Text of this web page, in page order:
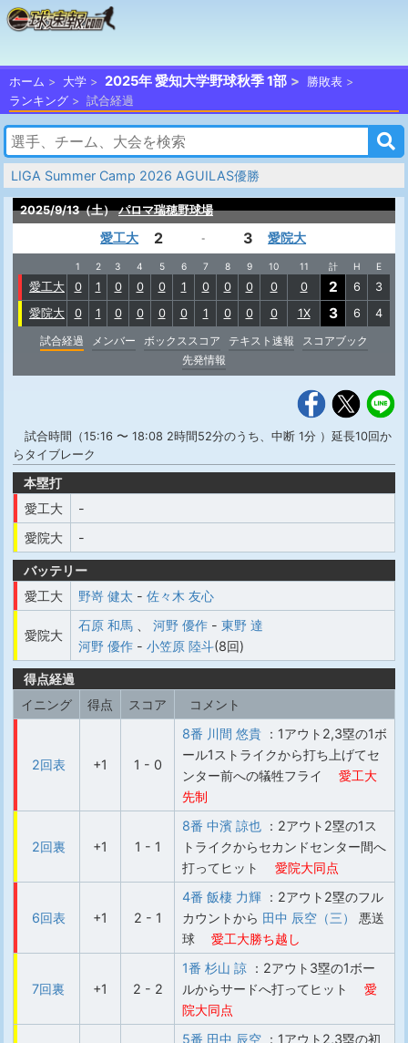
ホーム 大学 2025年 愛知大学野球秋季 1部
勝敗表
ランキング
試合経過
LIGA Summer Camp 2026 AGUILAS優勝
2025/9/13（土） パロマ瑞穂野球場
愛工大 2 - 3 愛院大
1 2 3 4 5 6 7 8 9 10 11 計 H E
愛工大 0 1 0 0 0 1 0 0 0 0 0 2 6
3
愛院大
0 1 0 0 0 0 1 0 0 0 1X 3 6
4
試合経過
メンバー ボックススコア テキスト速報
スコアブック
先発情報
試合時間（15:16 〜 18:08 2時間52分のうち、中断 1分 ）延長10回か
らタイブレーク
本塁打
愛工大
-
愛院大
-
バッテリー
愛工大
野嵜 健太 - 佐々木 友心
愛院大
石原 和馬 河野 優作 - 東野 達
河野 優作 - 小笠原 陸斗(8回)
得点経過
イニング
得点 スコア コメント
2回表 +1 1 - 0
8番 川間 悠貴 ：1アウト2,3塁の1ボ
ール1ストライクから打ち上げてセ
ンター前への犠牲フライ
愛工大
先制
2回裏 +1 1 - 1
8番 中濱 諒也 ：2アウト2塁の1ス
トライクからセカンドセンター間へ
打ってヒット
愛院大同点
6回表 +1 2 - 1
4番 飯棲 力輝 ：2アウト2塁のフル
カウントから 田中 辰空（三）
悪送
球
愛工大勝ち越し
7回裏 +1 2 - 2
1番 杉山 諒 ：2アウト3塁の1ボー
ルからサードへ打ってヒット
愛
院大同点
5番 田中 辰空 ：1アウト2,3塁の初